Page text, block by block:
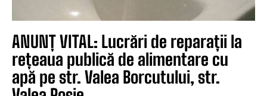
ANUNȚ VITAL: Lucrări de reparații la
rețeaua publică de alimentare cu
apă pe str. Valea Borcutului, str.